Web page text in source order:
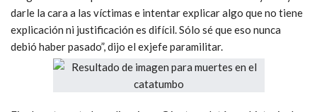
darle la cara a las víctimas e intentar explicar algo que no tiene
explicación ni justificación es difícil. Sólo sé que eso nunca
debió haber pasado”, dijo el exjefe paramilitar.